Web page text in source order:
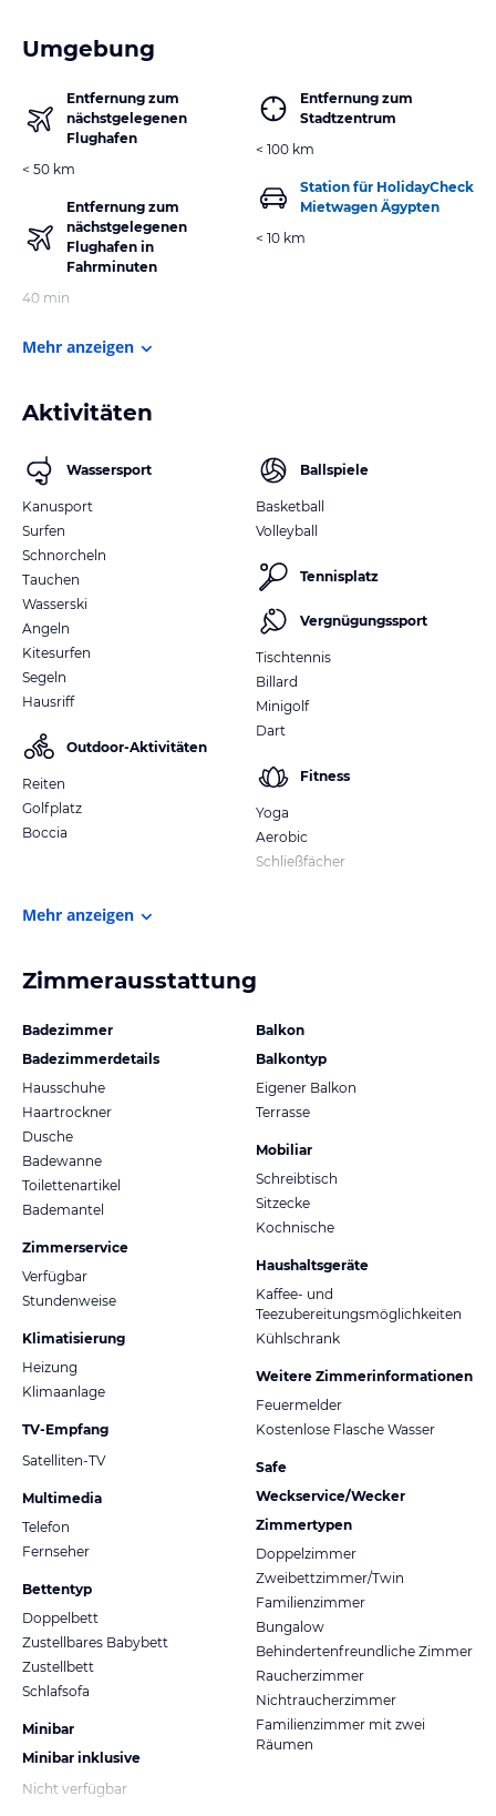
Umgebung
Entfernung zum
nächstgelegenen
Flughafen
< 50 km
Entfernung zum
nächstgelegenen
Flughafen in
Fahrminuten
40 min
Entfernung zum
Stadtzentrum
< 100 km
Station für HolidayCheck
Mietwagen Ägypten
< 10 km
Mehr anzeigen
Aktivitäten
Wassersport
Kanusport
Surfen
Schnorcheln
Tauchen
Wasserski
Angeln
Kitesurfen
Segeln
Hausriff
Outdoor-Aktivitäten
Reiten
Golfplatz
Boccia
Ballspiele
Basketball
Volleyball
Tennisplatz
Vergnügungssport
Tischtennis
Billard
Minigolf
Dart
Fitness
Yoga
Aerobic
Schließfächer
Mehr anzeigen
Zimmerausstattung
Badezimmer
Badezimmerdetails
Hausschuhe
Haartrockner
Dusche
Badewanne
Toilettenartikel
Bademantel
Zimmerservice
Verfügbar
Stundenweise
Klimatisierung
Heizung
Klimaanlage
TV-Empfang
Satelliten-TV
Multimedia
Telefon
Fernseher
Bettentyp
Doppelbett
Zustellbares Babybett
Zustellbett
Schlafsofa
Minibar
Minibar inklusive
Nicht verfügbar
Balkon
Balkontyp
Eigener Balkon
Terrasse
Mobiliar
Schreibtisch
Sitzecke
Kochnische
Haushaltsgeräte
Kaffee- und
Teezubereitungsmöglichkeiten
Kühlschrank
Weitere Zimmerinformationen
Feuermelder
Kostenlose Flasche Wasser
Safe
Weckservice/Wecker
Zimmertypen
Doppelzimmer
Zweibettzimmer/Twin
Familienzimmer
Bungalow
Behindertenfreundliche Zimmer
Raucherzimmer
Nichtraucherzimmer
Familienzimmer mit zwei
Räumen